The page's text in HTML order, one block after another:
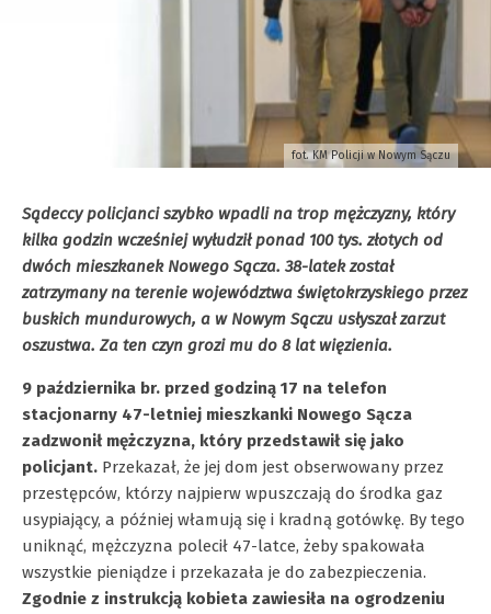
fot. KM Policji w Nowym Sączu
Sądeccy policjanci szybko wpadli na trop mężczyzny, który
kilka godzin wcześniej wyłudził ponad 100 tys. złotych od
dwóch mieszkanek Nowego Sącza. 38-latek został
zatrzymany na terenie województwa świętokrzyskiego przez
buskich mundurowych, a w Nowym Sączu usłyszał zarzut
oszustwa. Za ten czyn grozi mu do 8 lat więzienia.
9 października br. przed godziną 17 na telefon
stacjonarny 47-letniej mieszkanki Nowego Sącza
zadzwonił mężczyzna, który przedstawił się jako
policjant. Przekazał, że jej dom jest obserwowany przez
przestępców, którzy najpierw wpuszczają do środka gaz
usypiający, a później włamują się i kradną gotówkę. By tego
uniknąć, mężczyzna polecił 47-latce, żeby spakowała
wszystkie pieniądze i przekazała je do zabezpieczenia.
Zgodnie z instrukcją kobieta zawiesiła na ogrodzeniu